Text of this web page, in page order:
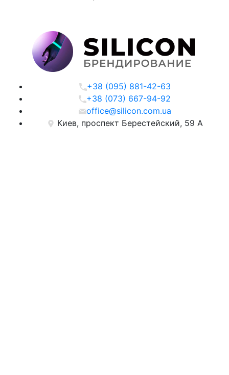
+38 (095) 881-42-63
+38 (073) 667-94-92
office@silicon.com.ua
Киев, проспект Берестейский, 59 А